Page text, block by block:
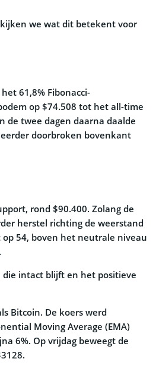
we wat dit betekent voor
61,8% Fibonacci-
op $74.508 tot het all-time
de twee dagen daarna daalde
doorbroken bovenkant
rond $90.400. Zolang de
herstel richting de weerstand
op 54, boven het neutrale niveau
die intact blijft en het positieve
Bitcoin. De koers werd
Moving Average (EMA)
6%. Op vrijdag beweegt de